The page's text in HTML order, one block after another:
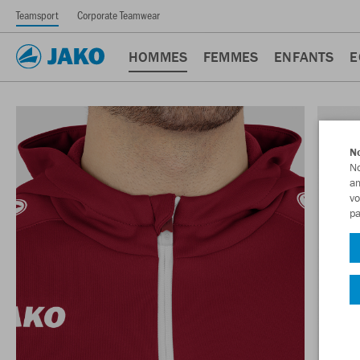
Teamsport Corporate Teamwear
HOMMES FEMMES ENFANTS